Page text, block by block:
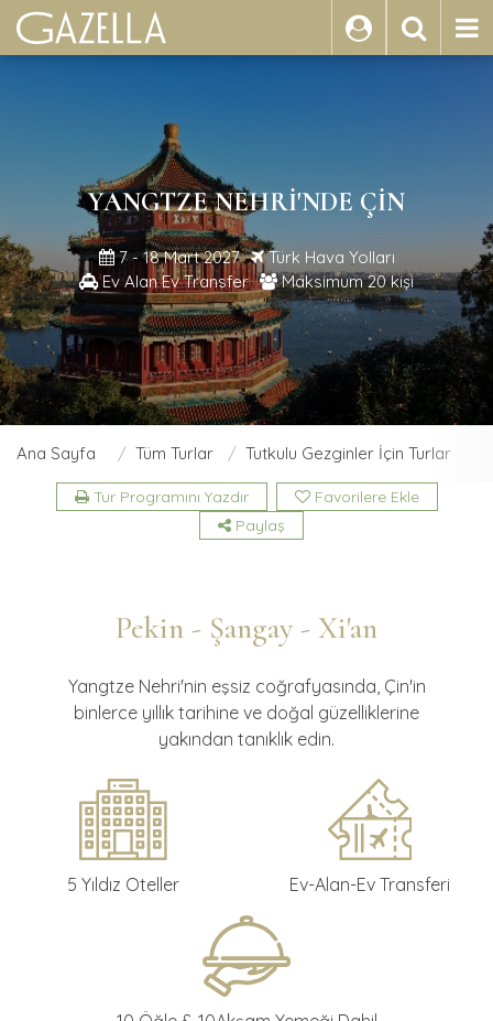
ARA
YANGTZE NEHRI'NDE ÇIN
7 - 18 Mart 2027
Türk Hava Yolları
Ev Alan Ev Transfer
Maksimum 20 kişi
Ana Sayfa Tüm Turlar Tutkulu Gezginler İçin Turlar
Tur Programını Yazdır
Favorilere Ekle
Paylaş
Pekin - Şangay - Xi'an
Yangtze Nehri'nin eşsiz coğrafyasında, Çin'in
binlerce yıllık tarihine ve doğal güzelliklerine
yakından tanıklık edin.
5 Yıldız Oteller Ev-Alan-Ev Transferi